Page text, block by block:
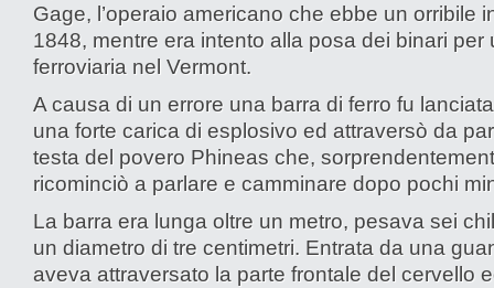
Gage, l’operaio americano che ebbe un orribile
1848, mentre era intento alla posa dei binari per
ferroviaria nel Vermont.
A causa di un errore una barra di ferro fu
una forte carica di esplosivo ed attraversò da
testa del povero Phineas che,
ricominciò a parlare e camminare dopo pochi
La barra era lunga oltre un metro, pesava sei
un diametro di tre centimetri. Entrata da una
aveva attraversato la parte frontale del cervello